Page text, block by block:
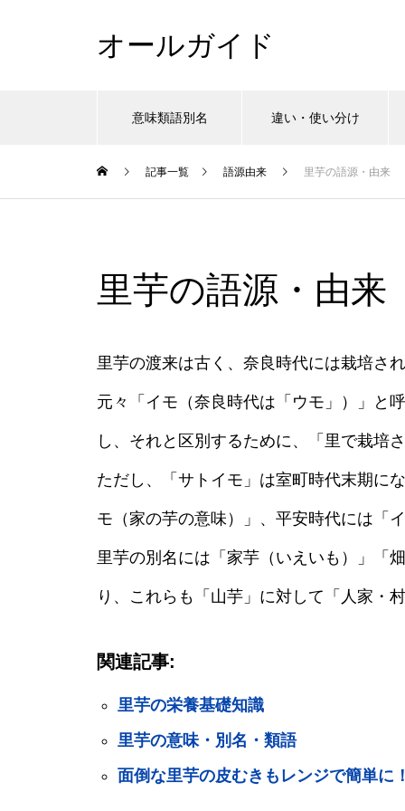
オールガイド
意味類語別名 違い・使い分け
記事一覧 語源由来 里芋の語源・由来
里芋の語源・由来
里芋の渡来は古く、奈良時代には栽培さ
元々「イモ（奈良時代は「ウモ」）」と
し、それと区別するために、「里で栽培
ただし、「サトイモ」は室町時代末期に
モ（家の芋の意味）」、平安時代には「
里芋の別名には「家芋（いえいも）」「
り、これらも「山芋」に対して「人家・
関連記事:
里芋の栄養基礎知識
里芋の意味・別名・類語
面倒な里芋の皮むきもレンジで簡単に